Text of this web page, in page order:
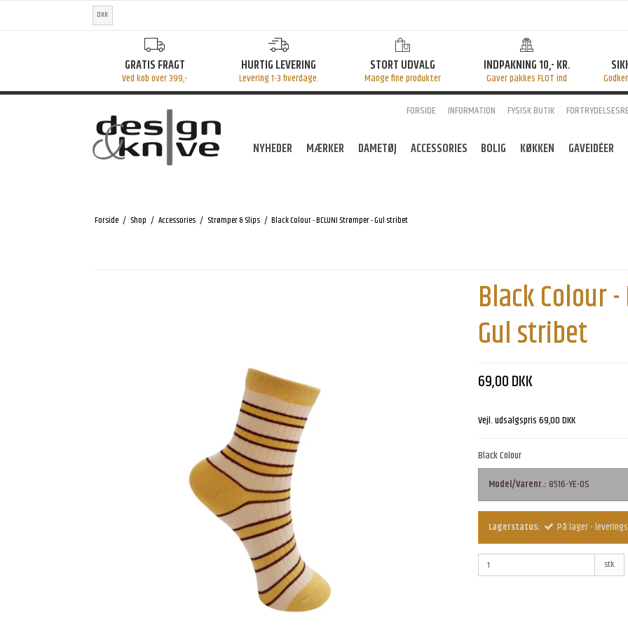
DKK
GRATIS FRAGT
Ved køb over 399,-
HURTIG LEVERING
Levering 1-3 hverdage.
STORT UDVALG
Mange fine produkter
INDPAKNING 10,- KR.
Gaver pakkes FLOT ind
FORSIDE INFORMATION FYSISK BUTIK
NYHEDER MÆRKER DAMETØJ ACCESSORIES BOLIG KØKKEN GAVEIDÉER
Forside / Shop / Accessories / Strømper & Slips / Black Colour - BCLUNI Strømper - Gul stribet
Black Colour
Gul stribet
69,00 DKK
Vejl. udsalgspris 69,00 DKK
Black Colour
Model/Varenr.:8516-YE-OS
Lagerstatus: På lager -
stk.